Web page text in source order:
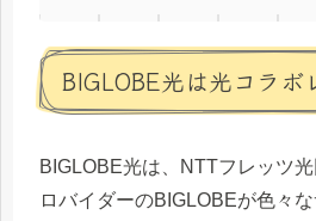
BIGLOBE光は光コラボ
BIGLOBE光は、NTTフレッツ
ロバイダーのBIGLOBEが色々